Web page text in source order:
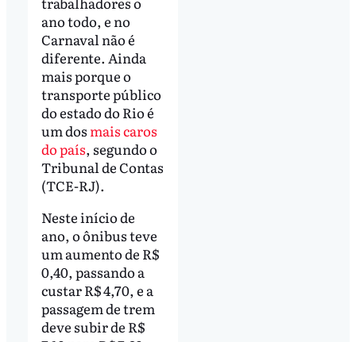
ano todo, e no
Carnaval não é
diferente. Ainda
mais porque o
transporte público
do estado do Rio é
um dos mais caros
do país, segundo o
Tribunal de Contas
(TCE-RJ).
Neste início de
ano, o ônibus teve
um aumento de R$
0,40, passando a
custar R$ 4,70, e a
passagem de trem
deve subir de R$